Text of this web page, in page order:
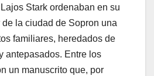
Stark ordenaban en su
la ciudad de Sopron una
familiares, heredados de
antepasados. Entre los
un manuscrito que, por